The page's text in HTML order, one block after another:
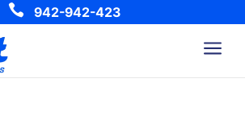
 942-942-423
a